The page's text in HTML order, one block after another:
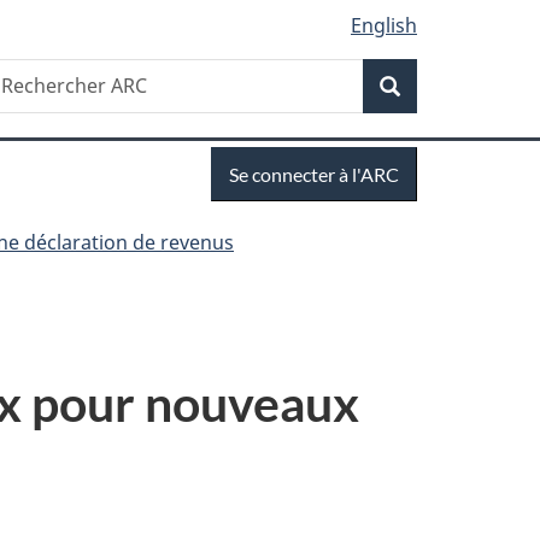
English
Recherche
Se connecter à l'ARC
déclaration de revenus
pour nouveaux